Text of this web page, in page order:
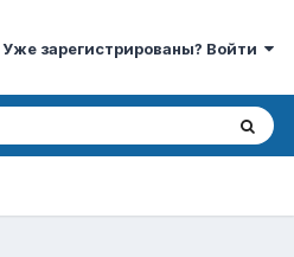
Уже зарегистрированы? Войти